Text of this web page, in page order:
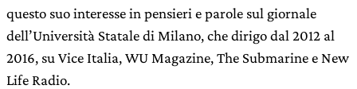
questo suo interesse in pensieri e parole sul giornale
dell’Università Statale di Milano, che dirigo dal 2012 al
2016, su Vice Italia, WU Magazine, The Submarine e New
Life Radio.